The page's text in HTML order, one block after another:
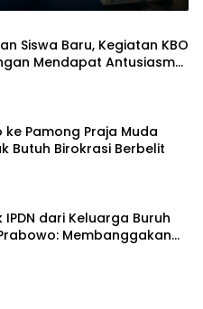
Siswa Baru, Kegiatan KBO
Mendapat Antusiasme
Orang Tua Murid
ke Pamong Praja Muda
Butuh Birokrasi Berbelit
IPDN dari Keluarga Buruh
Membanggakan